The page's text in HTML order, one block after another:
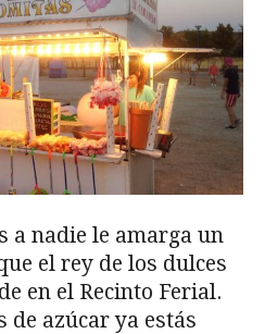
a nadie le amarga un
el rey de los dulces
en el Recinto Ferial.
de azúcar ya estás